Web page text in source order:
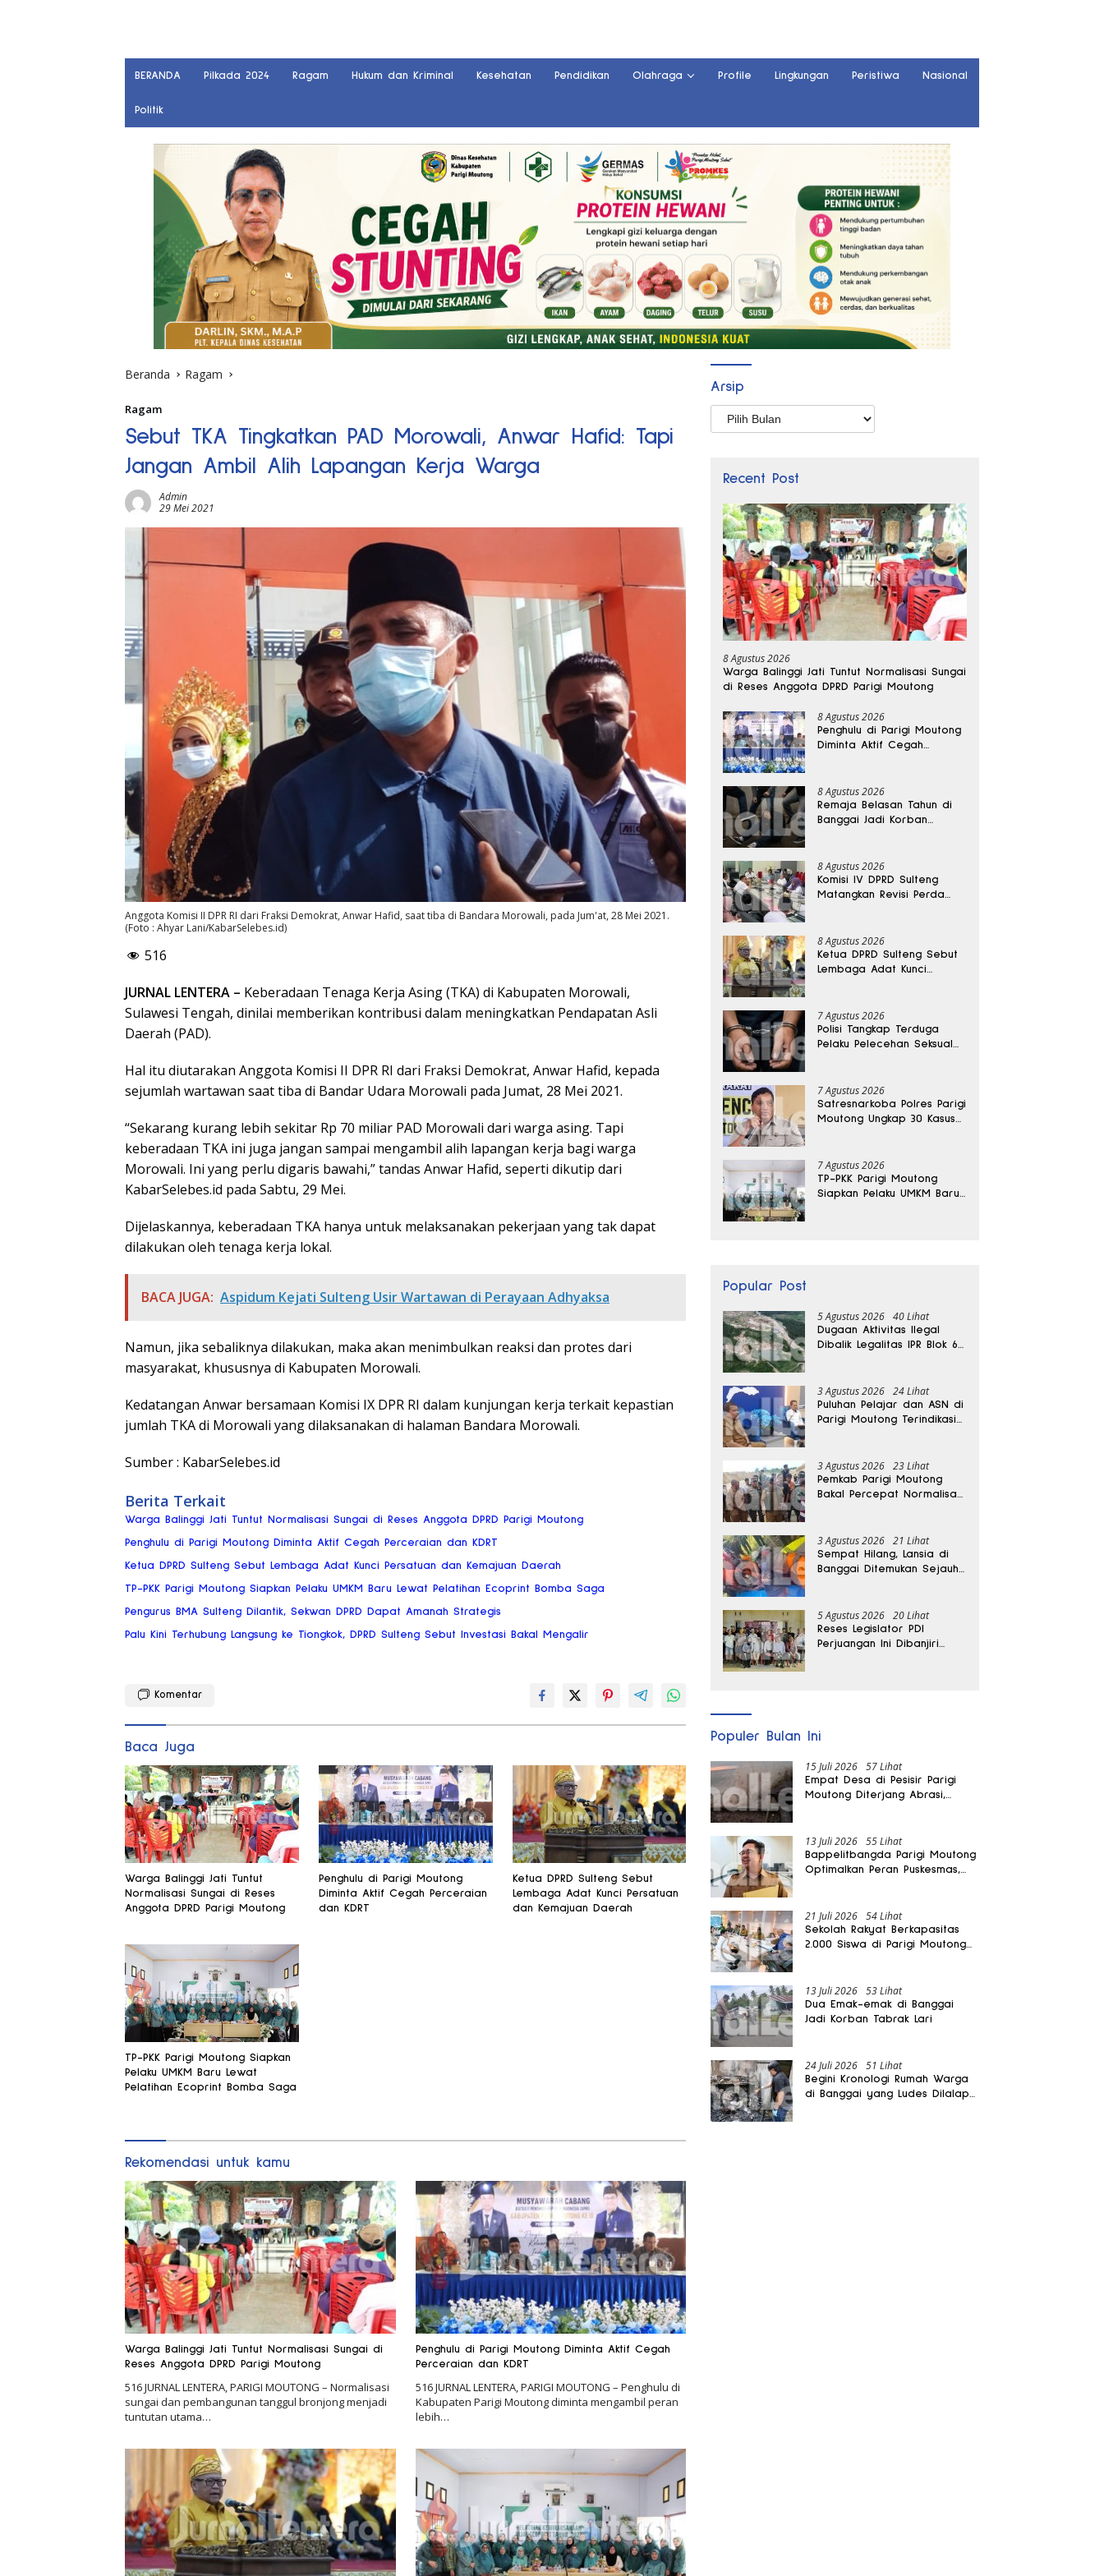
BERANDA Pilkada 2024 Ragam Hukum dan Kriminal Kesehatan Pendidikan Olahraga Profile Lingkungan Peristiwa Nasional
Politik
Beranda Ragam
Ragam
Sebut TKA Tingkatkan PAD Morowali, Anwar Hafid: Tapi
Jangan Ambil Alih Lapangan Kerja Warga
Admin
29 Mei 2021
Anggota Komisi II DPR RI dari Fraksi Demokrat, Anwar Hafid, saat tiba di Bandara Morowali, pada Jum'at, 28 Mei 2021.
(Foto : Ahyar Lani/KabarSelebes.id)
516
JURNAL LENTERA – Keberadaan Tenaga Kerja Asing (TKA) di Kabupaten Morowali,
Sulawesi Tengah, dinilai memberikan kontribusi dalam meningkatkan Pendapatan Asli
Daerah (PAD).
Hal itu diutarakan Anggota Komisi II DPR RI dari Fraksi Demokrat, Anwar Hafid, kepada
sejumlah wartawan saat tiba di Bandar Udara Morowali pada Jumat, 28 Mei 2021.
“Sekarang kurang lebih sekitar Rp 70 miliar PAD Morowali dari warga asing. Tapi
keberadaan TKA ini juga jangan sampai mengambil alih lapangan kerja bagi warga
Morowali. Ini yang perlu digaris bawahi,” tandas Anwar Hafid, seperti dikutip dari
KabarSelebes.id pada Sabtu, 29 Mei.
Dijelaskannya, keberadaan TKA hanya untuk melaksanakan pekerjaan yang tak dapat
dilakukan oleh tenaga kerja lokal.
BACA JUGA: Aspidum Kejati Sulteng Usir Wartawan di Perayaan Adhyaksa
Namun, jika sebaliknya dilakukan, maka akan menimbulkan reaksi dan protes dari
masyarakat, khususnya di Kabupaten Morowali.
Kedatangan Anwar bersamaan Komisi IX DPR RI dalam kunjungan kerja terkait kepastian
jumlah TKA di Morowali yang dilaksanakan di halaman Bandara Morowali.
Sumber : KabarSelebes.id
Berita Terkait
Warga Balinggi Jati Tuntut Normalisasi Sungai di Reses Anggota DPRD Parigi Moutong
Penghulu di Parigi Moutong Diminta Aktif Cegah Perceraian dan KDRT
Ketua DPRD Sulteng Sebut Lembaga Adat Kunci Persatuan dan Kemajuan Daerah
TP-PKK Parigi Moutong Siapkan Pelaku UMKM Baru Lewat Pelatihan Ecoprint Bomba Saga
Pengurus BMA Sulteng Dilantik, Sekwan DPRD Dapat Amanah Strategis
Palu Kini Terhubung Langsung ke Tiongkok, DPRD Sulteng Sebut Investasi Bakal Mengalir
Komentar
Baca Juga
Warga Balinggi Jati Tuntut
Normalisasi Sungai di Reses
Anggota DPRD Parigi Moutong
Penghulu di Parigi Moutong
Diminta Aktif Cegah Perceraian
dan KDRT
Ketua DPRD Sulteng Sebut
Lembaga Adat Kunci Persatuan
dan Kemajuan Daerah
TP-PKK Parigi Moutong Siapkan
Pelaku UMKM Baru Lewat
Pelatihan Ecoprint Bomba Saga
Rekomendasi untuk kamu
Warga Balinggi Jati Tuntut Normalisasi Sungai di
Reses Anggota DPRD Parigi Moutong
516 JURNAL LENTERA, PARIGI MOUTONG – Normalisasi
sungai dan pembangunan tanggul bronjong menjadi
tuntutan utama…
Penghulu di Parigi Moutong Diminta Aktif Cegah
Perceraian dan KDRT
516 JURNAL LENTERA, PARIGI MOUTONG – Penghulu di
Kabupaten Parigi Moutong diminta mengambil peran
lebih…
Arsip
Arsip
Recent Post
8 Agustus 2026
Warga Balinggi Jati Tuntut Normalisasi Sungai
di Reses Anggota DPRD Parigi Moutong
8 Agustus 2026
Penghulu di Parigi Moutong
Diminta Aktif Cegah
8 Agustus 2026
Remaja Belasan Tahun di
Banggai Jadi Korban
8 Agustus 2026
Komisi IV DPRD Sulteng
Matangkan Revisi Perda
8 Agustus 2026
Ketua DPRD Sulteng Sebut
Lembaga Adat Kunci
7 Agustus 2026
Polisi Tangkap Terduga
Pelaku Pelecehan Seksual
7 Agustus 2026
Satresnarkoba Polres Parigi
Moutong Ungkap 30 Kasus
7 Agustus 2026
TP-PKK Parigi Moutong
Siapkan Pelaku UMKM Baru
Popular Post
5 Agustus 2026 40 Lihat
Dugaan Aktivitas Ilegal
Dibalik Legalitas IPR Blok 6
3 Agustus 2026 24 Lihat
Puluhan Pelajar dan ASN di
Parigi Moutong Terindikasi
3 Agustus 2026 23 Lihat
Pemkab Parigi Moutong
Bakal Percepat Normalisasi
Panas
3 Agustus 2026 21 Lihat
Sempat Hilang, Lansia di
Banggai Ditemukan Sejauh
5 Agustus 2026 20 Lihat
Reses Legislator PDI
Perjuangan Ini Dibanjiri
Populer Bulan Ini
15 Juli 2026 57 Lihat
Empat Desa di Pesisir Parigi
Moutong Diterjang Abrasi,
13 Juli 2026 55 Lihat
Bappelitbangda Parigi Moutong
Optimalkan Peran Puskesmas,
21 Juli 2026 54 Lihat
Sekolah Rakyat Berkapasitas
2.000 Siswa di Parigi Moutong
13 Juli 2026 53 Lihat
Dua Emak-emak di Banggai
Jadi Korban Tabrak Lari
24 Juli 2026 51 Lihat
Begini Kronologi Rumah Warga
di Banggai yang Ludes Dilalap